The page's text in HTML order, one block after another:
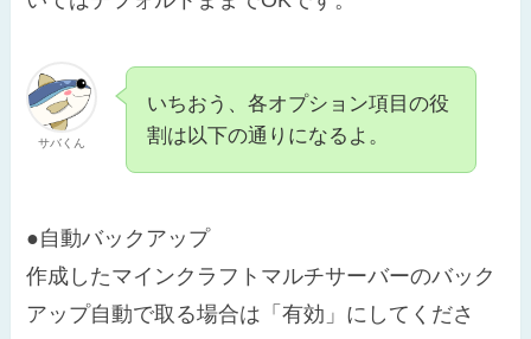
サバくん
いちおう、各オプション項目の役
割は以下の通りになるよ。
●自動バックアップ
作成したマインクラフトマルチサーバーのバック
アップ自動で取る場合は「有効」にしてくださ